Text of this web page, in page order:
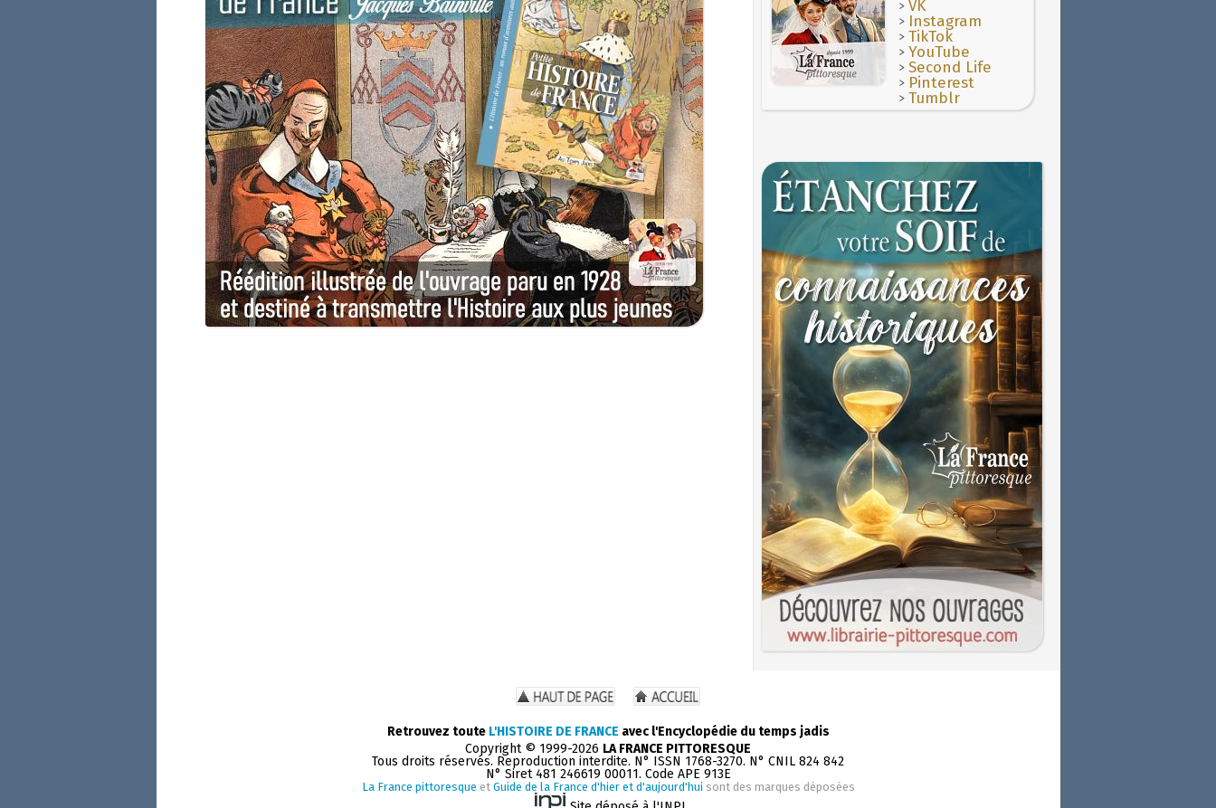
>VK
> Instagram
>TikTok
>YouTube
>Second Life
> Pinterest
>Tumblr
Retrouvez toute L'HISTOIRE DE FRANCE avec l'Encyclopédie du temps jadis
Copyright © 1999-2026 LA FRANCE PITTORESQUE
Tous droits réservés. Reproduction interdite. N° ISSN 1768-3270. N° CNIL 824 842
N° Siret 481 246619 00011. Code APE 913E
La France pittoresque et Guide de la France d'hier et d'aujourd'hui sont des marques déposées